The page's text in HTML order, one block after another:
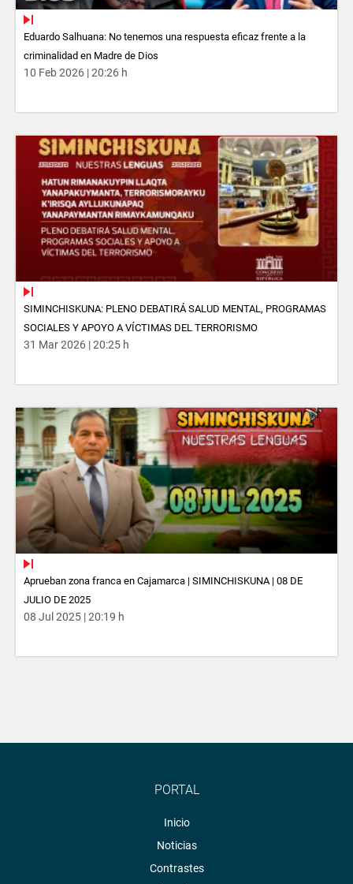
Eduardo Salhuana: No tenemos una respuesta eficaz frente a la
criminalidad en Madre de Dios
10 Feb 2026 | 20:26 h
SIMINCHISKUNA: PLENO DEBATIRÁ SALUD MENTAL, PROGRAMAS
SOCIALES Y APOYO A VÍCTIMAS DEL TERRORISMO
31 Mar 2026 | 20:25 h
Aprueban zona franca en Cajamarca | SIMINCHISKUNA | 08 DE
JULIO DE 2025
08 Jul 2025 | 20:19 h
PORTAL
Inicio
Noticias
Contrastes